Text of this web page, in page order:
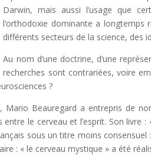
Darwin, mais aussi l’usage que
l’orthodoxie dominante a longtemps
différents secteurs de la science, des
Au nom d’une doctrine, d’une
recherches sont contrariées, voire
?
Mario Beauregard a entrepris de
le cerveau et l’esprit. Son livre :
sous un titre moins consensuel
: « le cerveau mystique » a été